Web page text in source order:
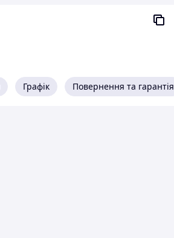
Графік Повернення та гарантія